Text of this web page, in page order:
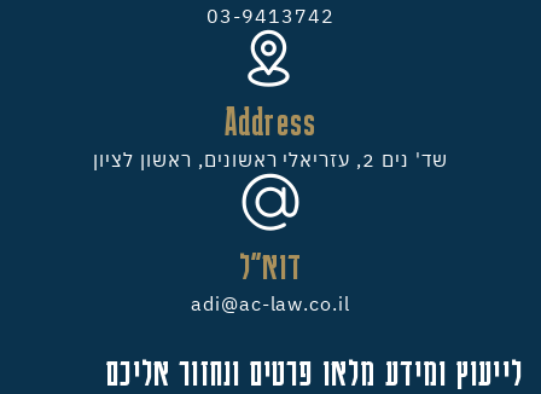
03-9413742
Address
שד' נים 2, עזריאלי ראשונים, ראשון לציון
דוא"ל
adi@ac-law.co.il
לייעוץ ומידע מלאו פרטים ונחזור אליכם